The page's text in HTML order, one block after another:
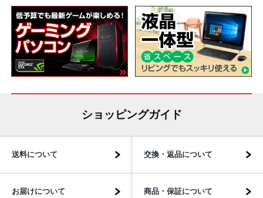
ショッピングガイド
送料について 交換・返品について
お届けについて 商品・保証について